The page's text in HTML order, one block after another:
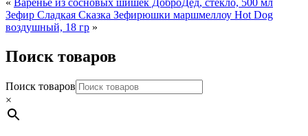
« Варенье из сосновых шишек ДоброДед, стекло, 500 мл
Зефир Сладкая Сказка Зефирюшки маршмеллоу Hot Dog
воздушный, 18 гр »
Поиск товаров
Поиск товаров
×